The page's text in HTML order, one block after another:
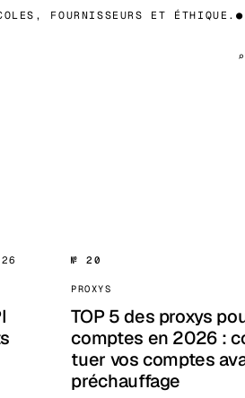
FOURNISSEURS ET ÉTHIQUE.●
⌕
№ 20
PROXYS
TOP 5 des proxys
comptes en 2026 :
tuer vos comptes
préchauffage